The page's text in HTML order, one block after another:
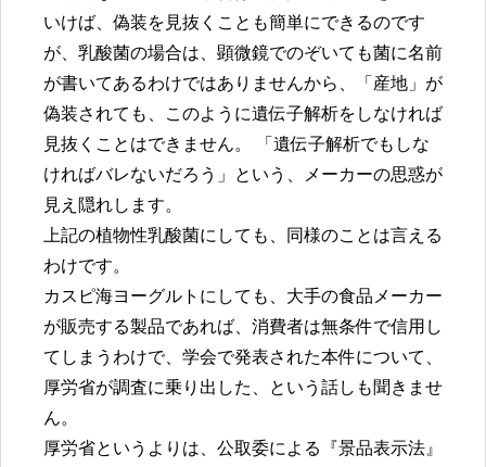
いけば、偽装を見抜くことも簡単にできるのです
が、乳酸菌の場合は、顕微鏡でのぞいても菌に名前
が書いてあるわけではありませんから、「産地」が
偽装されても、このように遺伝子解析をしなければ
見抜くことはできません。 「遺伝子解析でもしな
ければバレないだろう」という、メーカーの思惑が
見え隠れします。
上記の植物性乳酸菌にしても、同様のことは言える
わけです。
カスピ海ヨーグルトにしても、大手の食品メーカー
が販売する製品であれば、消費者は無条件で信用し
てしまうわけで、学会で発表された本件について、
厚労省が調査に乗り出した、という話しも聞きませ
ん。
厚労省というよりは、公取委による『景品表示法』